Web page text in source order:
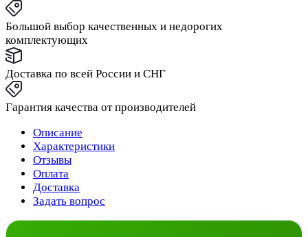
Большой выбор качественных и недорогих
комплектующих
Доставка по всей России и СНГ
Гарантия качества от производителей
Описание
Характеристики
Отзывы
Оплата
Доставка
Задать вопрос